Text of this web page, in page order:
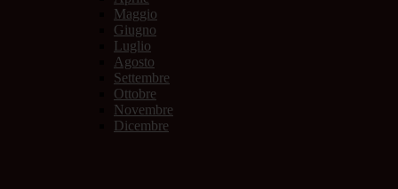
Maggio
Giugno
Luglio
Agosto
Settembre
Ottobre
Novembre
Dicembre